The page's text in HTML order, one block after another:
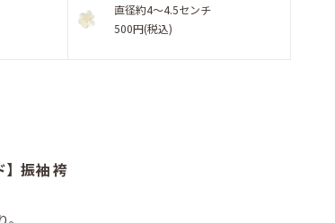
直径約4〜4.5センチ
500円(税込)
】振袖 袴